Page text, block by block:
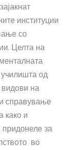
институции
со
Целта на
училишта од
видови на
справување
како и
за
во